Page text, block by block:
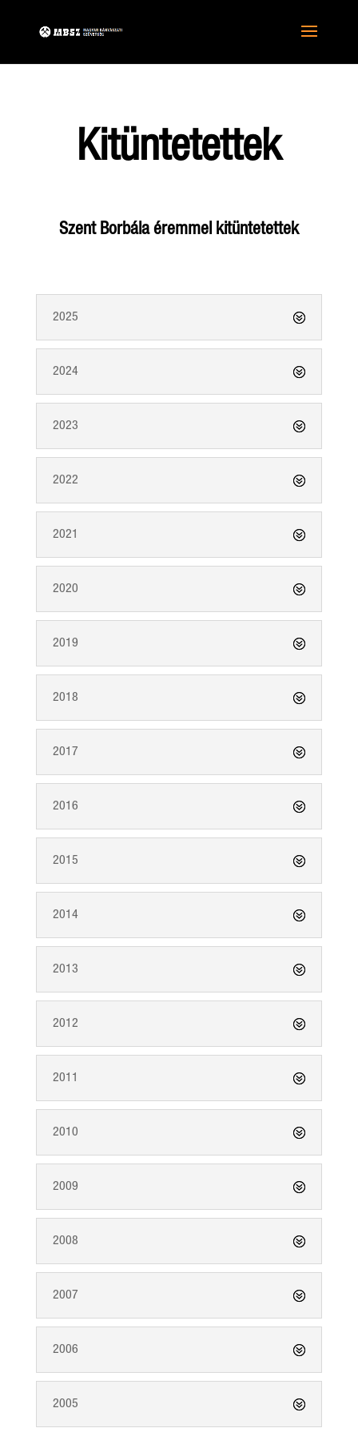
Kitüntetettek
Szent Borbála éremmel kitüntetettek
2025
2024
2023
2022
2021
2020
2019
2018
2017
2016
2015
2014
2013
2012
2011
2010
2009
2008
2007
2006
2005